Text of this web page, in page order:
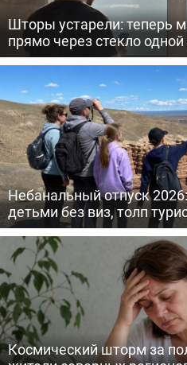
Шторы устарели: теперь
прямо через стекло
Небанальный отпуск
детьми без виз, толп
Космический шторм за